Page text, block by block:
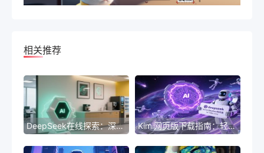
相关推荐
DeepSeek在线探索：深度学习新体验 Kimi网页版下载指南：轻松获取最新版本